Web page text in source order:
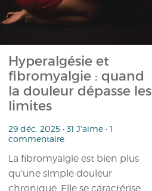
Hyperalgésie et
fibromyalgie : quand
la douleur dépasse les
limites
29 déc. 2025 • 31 J'aime • 1
commentaire
La fibromyalgie est bien plus
qu’une simple douleur
chronique. Elle se caractérise